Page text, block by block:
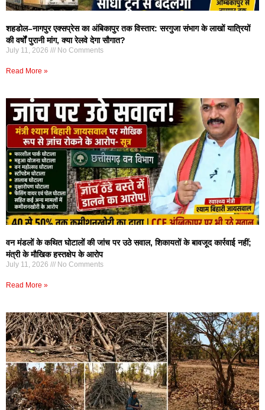
शहडोल–नागपुर एक्सप्रेस का अंबिकापुर तक विस्तार: सरगुजा संभाग के लाखों यात्रियों
की वर्षों पुरानी मांग, क्या रेलवे देगा सौगात?
July 11, 2026 No Comments
Read More »
वन मंडलों के कथित घोटालों की जांच पर उठे सवाल, शिकायतों के बावजूद कार्रवाई नहीं;
मंत्री के मौखिक हस्तक्षेप के आरोप
July 11, 2026 No Comments
Read More »